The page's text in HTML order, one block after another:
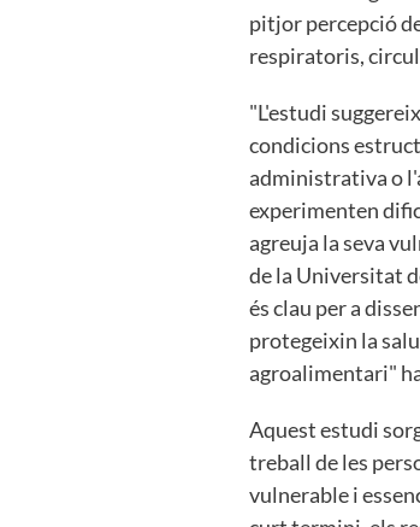
pitjor percepció
respiratoris,
"L'estudi
condicions
administrativa o
experimenten
agreuja la seva
de la Universitat
és clau per a
protegeixin la
agroalimentari"
Aquest estudi
treball de les
vulnerable i